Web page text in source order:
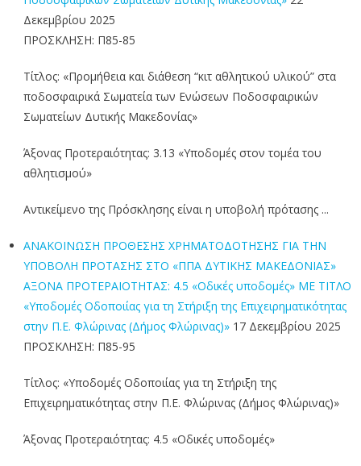
Δεκεμβρίου 2025
ΠΡΟΣΚΛΗΣΗ: Π85-85
Τίτλος: «Προμήθεια και διάθεση “κιτ αθλητικού υλικού” στα
ποδοσφαιρικά Σωματεία των Ενώσεων Ποδοσφαιρικών
Σωματείων Δυτικής Μακεδονίας»
Άξονας Προτεραιότητας: 3.13 «Υποδομές στον τομέα του
αθλητισμού»
Αντικείμενο της Πρόσκλησης είναι η υποβολή πρότασης ...
ΑΝΑΚΟΙΝΩΣΗ ΠΡΟΘΕΣΗΣ ΧΡΗΜΑΤΟΔΟΤΗΣΗΣ ΓΙΑ ΤΗΝ
ΥΠΟΒΟΛΗ ΠΡΟΤΑΣΗΣ ΣΤΟ «ΠΠΑ ΔΥΤΙΚΗΣ ΜΑΚΕΔΟΝΙΑΣ»
ΑΞΟΝΑ ΠΡΟΤΕΡΑΙΟΤΗΤΑΣ: 4.5 «Οδικές υποδομές» ΜΕ ΤΙΤΛΟ
«Υποδομές Οδοποιίας για τη Στήριξη της Επιχειρηματικότητας
στην Π.Ε. Φλώρινας (Δήμος Φλώρινας)»17 Δεκεμβρίου 2025
ΠΡΟΣΚΛΗΣΗ: Π85-95
Τίτλος: «Υποδομές Οδοποιίας για τη Στήριξη της
Επιχειρηματικότητας στην Π.Ε. Φλώρινας (Δήμος Φλώρινας)»
Άξονας Προτεραιότητας: 4.5 «Οδικές υποδομές»